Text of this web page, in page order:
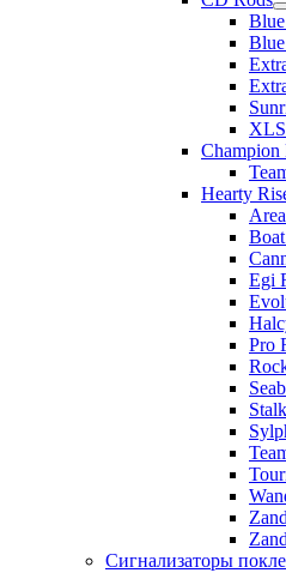
Champion
Hearty
Egi
Pro
Сигнализаторы